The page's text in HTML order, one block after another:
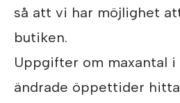
så att vi har möjlighet
butiken.
Uppgifter om maxantal
ändrade öppettider